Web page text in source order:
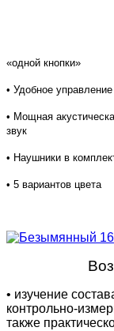
«одной кнопки»
• Удобное
• Мощная
звук
• Наушники в
• 5 вариантов цвета
• изучение
контрольно-
также